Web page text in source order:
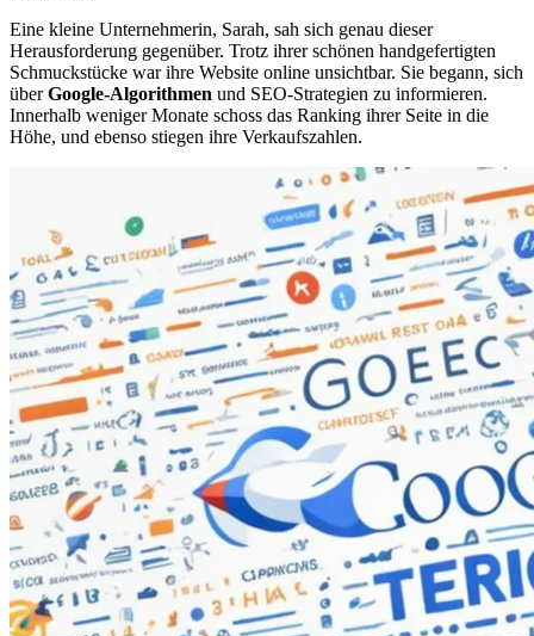
Eine kleine Unternehmerin, Sarah, sah sich genau dieser
Herausforderung gegenüber. Trotz ihrer schönen handgefertigten
Schmuckstücke war ihre Website online unsichtbar. Sie begann, sich
überGoogle-Algorithmen und SEO-Strategien zu informieren.
Innerhalb weniger Monate schoss das Ranking ihrer Seite in die
Höhe, und ebenso stiegen ihre Verkaufszahlen.